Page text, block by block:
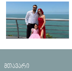
მთავარი